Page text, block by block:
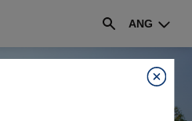
Fermer
Rechercher
ANG